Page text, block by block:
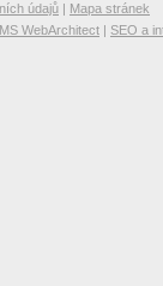
údajů | Mapa stránek
WebArchitect | SEO a